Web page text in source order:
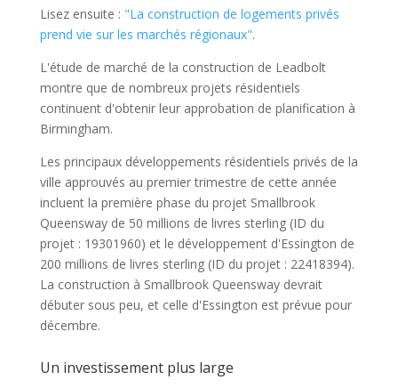
Lisez ensuite : "La construction de logements privés
prend vie sur les marchés régionaux".
L'étude de marché de la construction de Leadbolt
montre que de nombreux projets résidentiels
continuent d'obtenir leur approbation de planification à
Birmingham.
Les principaux développements résidentiels privés de la
ville approuvés au premier trimestre de cette année
incluent la première phase du projet Smallbrook
Queensway de 50 millions de livres sterling (ID du
projet : 19301960) et le développement d'Essington de
200 millions de livres sterling (ID du projet : 22418394).
La construction à Smallbrook Queensway devrait
débuter sous peu, et celle d'Essington est prévue pour
décembre.
Un investissement plus large